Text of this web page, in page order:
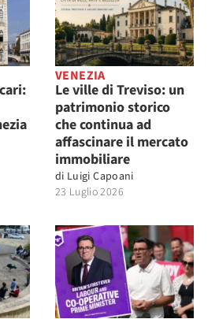
VENEZIA
Le ville di Treviso: un
patrimonio storico
che continua ad
affascinare il mercato
immobiliare
di Luigi Capoani
23 Luglio 2026